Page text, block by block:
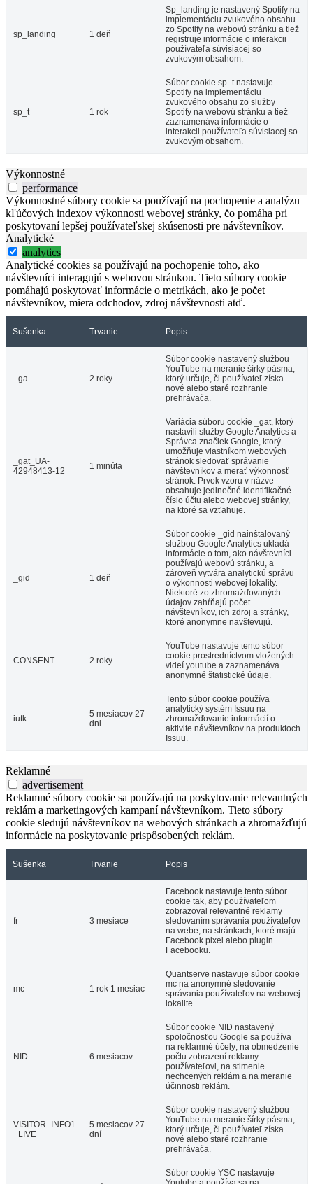
sp_landing 1 deň
Sp_landing je nastavený Spotify na
implementáciu zvukového obsahu
zo Spotify na webovú stránku a tiež
registruje informácie o interakcii
používateľa súvisiacej so
zvukovým obsahom.
sp_t 1 rok
Súbor cookie sp_t nastavuje
Spotify na implementáciu
zvukového obsahu zo služby
Spotify na webovú stránku a tiež
zaznamenáva informácie o
interakcii používateľa súvisiacej so
zvukovým obsahom.
Výkonnostné
performance
Výkonnostné súbory cookie sa používajú na pochopenie a analýzu
kľúčových indexov výkonnosti webovej stránky, čo pomáha pri
poskytovaní lepšej používateľskej skúsenosti pre návštevníkov.
Analytické
analytics
Analytické cookies sa používajú na pochopenie toho, ako
návštevníci interagujú s webovou stránkou. Tieto súbory cookie
pomáhajú poskytovať informácie o metrikách, ako je počet
návštevníkov, miera odchodov, zdroj návštevnosti atď.
Sušenka Trvanie Popis
_ga 2 roky
Súbor cookie nastavený službou
YouTube na meranie šírky pásma,
ktorý určuje, či používateľ získa
nové alebo staré rozhranie
prehrávača.
_gat_UA-
42948413-12
1 minúta
Variácia súboru cookie _gat, ktorý
nastavili služby Google Analytics a
Správca značiek Google, ktorý
umožňuje vlastníkom webových
stránok sledovať správanie
návštevníkov a merať výkonnosť
stránok. Prvok vzoru v názve
obsahuje jedinečné identifikačné
číslo účtu alebo webovej stránky,
na ktoré sa vzťahuje.
_gid 1 deň
Súbor cookie _gid nainštalovaný
službou Google Analytics ukladá
informácie o tom, ako návštevníci
používajú webovú stránku, a
zároveň vytvára analytickú správu
o výkonnosti webovej lokality.
Niektoré zo zhromažďovaných
údajov zahŕňajú počet
návštevníkov, ich zdroj a stránky,
ktoré anonymne navštevujú.
CONSENT 2 roky
YouTube nastavuje tento súbor
cookie prostredníctvom vložených
videí youtube a zaznamenáva
anonymné štatistické údaje.
iutk
5 mesiacov 27
dni
Tento súbor cookie používa
analytický systém Issuu na
zhromažďovanie informácií o
aktivite návštevníkov na produktoch
Issuu.
Reklamné
advertisement
Reklamné súbory cookie sa používajú na poskytovanie relevantných
reklám a marketingových kampaní návštevníkom. Tieto súbory
cookie sledujú návštevníkov na webových stránkach a zhromažďujú
informácie na poskytovanie prispôsobených reklám.
Sušenka Trvanie Popis
fr 3 mesiace
Facebook nastavuje tento súbor
cookie tak, aby používateľom
zobrazoval relevantné reklamy
sledovaním správania používateľov
na webe, na stránkach, ktoré majú
Facebook pixel alebo plugin
Facebooku.
mc 1 rok 1 mesiac
Quantserve nastavuje súbor cookie
mc na anonymné sledovanie
správania používateľov na webovej
lokalite.
NID 6 mesiacov
Súbor cookie NID nastavený
spoločnosťou Google sa používa
na reklamné účely; na obmedzenie
počtu zobrazení reklamy
používateľovi, na stlmenie
nechcených reklám a na meranie
účinnosti reklám.
VISITOR_INFO1
_LIVE
5 mesiacov 27
dní
Súbor cookie nastavený službou
YouTube na meranie šírky pásma,
ktorý určuje, či používateľ získa
nové alebo staré rozhranie
prehrávača.
Súbor cookie YSC nastavuje